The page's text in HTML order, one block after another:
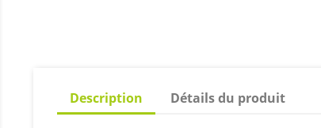
Description Détails du produit